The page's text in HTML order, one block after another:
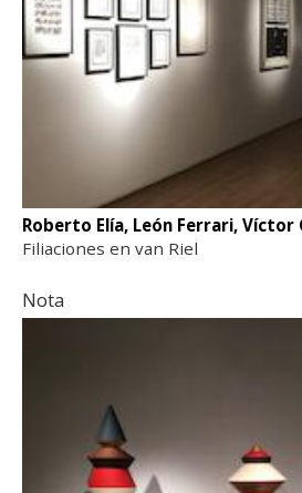
Roberto Elía, León Ferrari, Víctor
Filiaciones en van Riel
Nota